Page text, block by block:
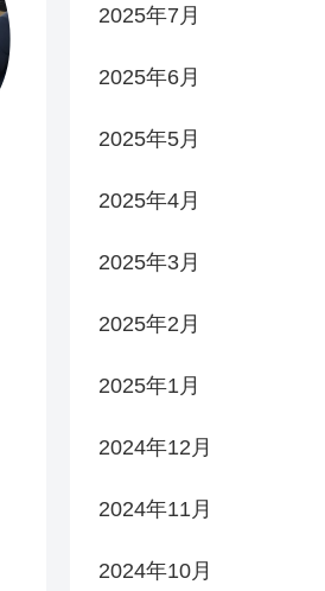
2025年7月
2025年6月
2025年5月
2025年4月
2025年3月
2025年2月
2025年1月
2024年12月
2024年11月
2024年10月